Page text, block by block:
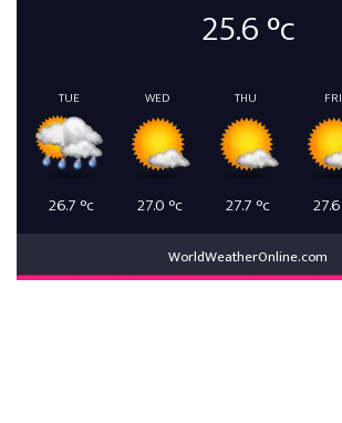
25.6°c
TUE
26.7 °c
WED
27.0 °c
THU
27.7 °c
FRI
27.6
WorldWeatherOnline.com